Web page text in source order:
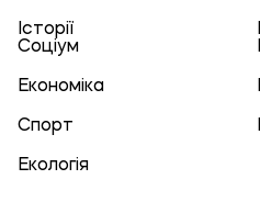
Історії
Соціум
Економіка
Спорт
Екологія